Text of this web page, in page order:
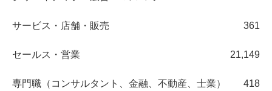
サービス・店舗・販売 361
セールス・営業 21,149
専門職（コンサルタント、金融、不動産、士業） 418